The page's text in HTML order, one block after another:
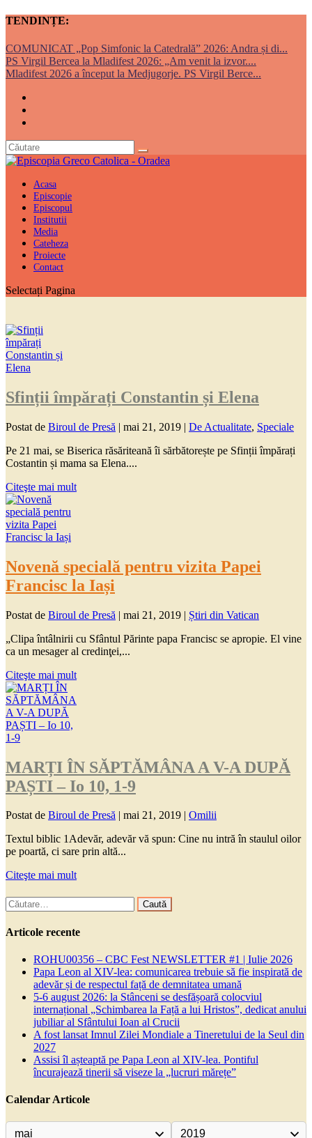
TENDINȚE:
COMUNICAT „Pop Simfonic la Catedrală” 2026: Andra și di...
PS Virgil Bercea la Mladifest 2026: „Am venit la izvor....
Mladifest 2026 a început la Medjugorje. PS Virgil Berce...
Acasa
Episcopie
Episcopul
Institutii
Media
Cateheza
Proiecte
Contact
Selectați Pagina
Sfinții împărați Constantin și Elena
Postat de Biroul de Presă | mai 21, 2019 | De Actualitate, Speciale
Pe 21 mai, se Biserica răsăriteană îi sărbătorește pe Sfinții împărați
Costantin și mama sa Elena....
Citeşte mai mult
Novenă specială pentru vizita Papei
Francisc la Iași
Postat de Biroul de Presă | mai 21, 2019 | Știri din Vatican
„Clipa întâlnirii cu Sfântul Părinte papa Francisc se apropie. El vine
ca un mesager al credinţei,...
Citeşte mai mult
MARȚI ÎN SĂPTĂMÂNA A V-A DUPĂ
PAȘTI – Io 10, 1-9
Postat de Biroul de Presă | mai 21, 2019 | Omilii
Textul biblic 1Adevăr, adevăr vă spun: Cine nu intră în staulul oilor
pe poartă, ci sare prin altă...
Citeşte mai mult
Caută
după:
Articole recente
ROHU00356 – CBC Fest NEWSLETTER #1 | Iulie 2026
Papa Leon al XIV-lea: comunicarea trebuie să fie inspirată de
adevăr și de respectul față de demnitatea umană
5-6 august 2026: la Stânceni se desfășoară colocviul
internațional „Schimbarea la Față a lui Hristos”, dedicat anului
jubiliar al Sfântului Ioan al Crucii
A fost lansat Imnul Zilei Mondiale a Tineretului de la Seul din
2027
Assisi îl așteaptă pe Papa Leon al XIV-lea. Pontiful
încurajează tinerii să viseze la „lucruri mărețe”
Calendar Articole